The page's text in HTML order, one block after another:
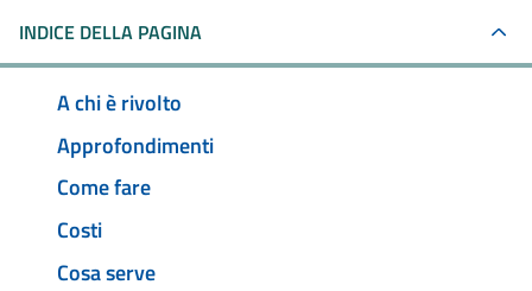
INDICE DELLA PAGINA
A chi è rivolto
Approfondimenti
Come fare
Costi
Cosa serve